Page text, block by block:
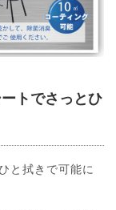
トでさっとひ
と拭きで可能に